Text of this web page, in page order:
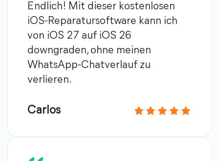
Endlich! Mit dieser kostenlosen
iOS-Reparatursoftware kann ich
von iOS 27 auf iOS 26
downgraden, ohne meinen
WhatsApp-Chatverlauf zu
verlieren.
Carlos